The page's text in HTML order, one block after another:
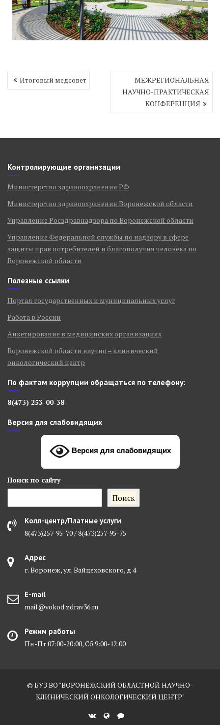
Навигация
по
Итоговый медсовет
МЕЖРЕГИОНАЛЬНАЯ
НАУЧНО-ПРАКТИЧЕСКАЯ
КОНФЕРЕНЦИЯ
Контролирующие организации
Министерство здравоохранения РФ
Министерство здравоохранения Воронежской области
Управление Росздравнадзора по Воронежской области
Управление Федеральной службы по надзору в сфере
защиты прав потребителей и благополучия человека по
Воронежской области
Полезные ссылки
Портал государственных и муниципальных услуг
Работа в России
Анкетирование в медицинских организациях
Воронежской области научно – клинический
онкологический центр
По фактам коррупции обращаться по телефону:
8(473) 253-00-38
Версия для слабовидящих
Версия для слабовидящих
Поиск по сайту
Поиск
Колл-центр/Платные услуги
8(473)257-95-70 / 8(473)257-95-75
Адрес
г. Воронеж, ул. Вайцеховского, д 4
E-mail
mail@vokod.zdrav36.ru
Режим работы
Пн-Пт 07:00-20:00, Сб 9:00-12:00
© БУЗ ВО "ВОРОНЕЖСКИЙ ОБЛАСТНОЙ НАУЧНО-
КЛИНИЧЕСКИЙ ОНКОЛОГИЧЕСКИЙ ЦЕНТР"